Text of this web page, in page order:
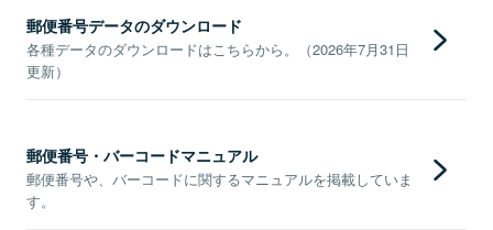
郵便番号データのダウンロード
各種データのダウンロードはこちらから。（2026年7月31日
更新）
郵便番号・バーコードマニュアル
郵便番号や、バーコードに関するマニュアルを掲載していま
す。